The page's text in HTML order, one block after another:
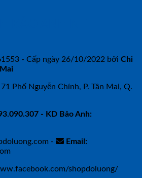
- Cấp ngày 26/10/2022 bởi Chi
Phố Nguyễn Chính, P. Tân Mai, Q.
- KD Bảo Anh:
-
Email:
shopdoluong/